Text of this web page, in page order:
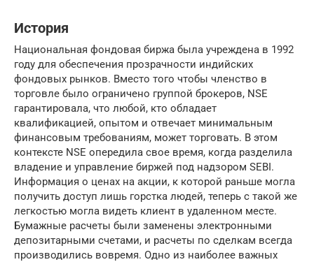
История
Национальная фондовая биржа была учреждена в 1992
году для обеспечения прозрачности индийских
фондовых рынков. Вместо того чтобы членство в
торговле было ограничено группой брокеров, NSE
гарантировала, что любой, кто обладает
квалификацией, опытом и отвечает минимальным
финансовым требованиям, может торговать. В этом
контексте NSE опередила свое время, когда разделила
владение и управление биржей под надзором SEBI.
Информация о ценах на акции, к которой раньше могла
получить доступ лишь горстка людей, теперь с такой же
легкостью могла видеть клиент в удаленном месте.
Бумажные расчеты были заменены электронными
депозитарными счетами, и расчеты по сделкам всегда
производились вовремя. Одно из наиболее важных